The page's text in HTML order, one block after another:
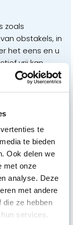
te
te bieden
Ook delen we
met onze
analyse. Deze
met andere
die ze hebben
services.
zoals
obstakels, in
het eens en u
vrij kan
voogd die
24/7 full-
AI met
en XVR’s en
het ideaal
haar missie
mogelijk
concentreren
partners en